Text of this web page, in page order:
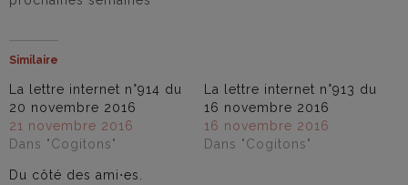
Similaire
La lettre internet n°914 du
20 novembre 2016
21 novembre 2016
Dans "Cogitons"
La lettre internet n°913 du
16 novembre 2016
16 novembre 2016
Dans "Cogitons"
Du côté des ami⋅es.